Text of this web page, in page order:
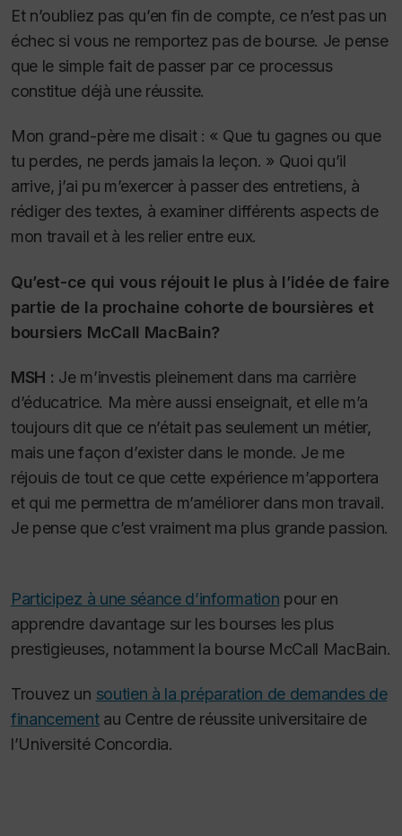
Et n’oubliez pas qu’en fin de compte, ce n’est pas un
échec si vous ne remportez pas de bourse. Je pense
que le simple fait de passer par ce processus
constitue déjà une réussite.
Mon grand-père me disait : « Que tu gagnes ou que
tu perdes, ne perds jamais la leçon. » Quoi qu’il
arrive, j’ai pu m’exercer à passer des entretiens, à
rédiger des textes, à examiner différents aspects de
mon travail et à les relier entre eux.
Qu’est-ce qui vous réjouit le plus à l’idée de faire
partie de la prochaine cohorte de boursières et
boursiers McCall MacBain?
MSH : Je m’investis pleinement dans ma carrière
d’éducatrice. Ma mère aussi enseignait, et elle m’a
toujours dit que ce n’était pas seulement un métier,
mais une façon d’exister dans le monde. Je me
réjouis de tout ce que cette expérience m’apportera
et qui me permettra de m’améliorer dans mon travail.
Je pense que c’est vraiment ma plus grande passion.
Participez à une séance d’information pour en
apprendre davantage sur les bourses les plus
prestigieuses, notamment la bourse McCall MacBain.
Trouvez un soutien à la préparation de demandes de
financementau Centre de réussite universitaire de
l’Université Concordia.